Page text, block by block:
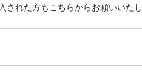
された方もこちらからお願いいたし